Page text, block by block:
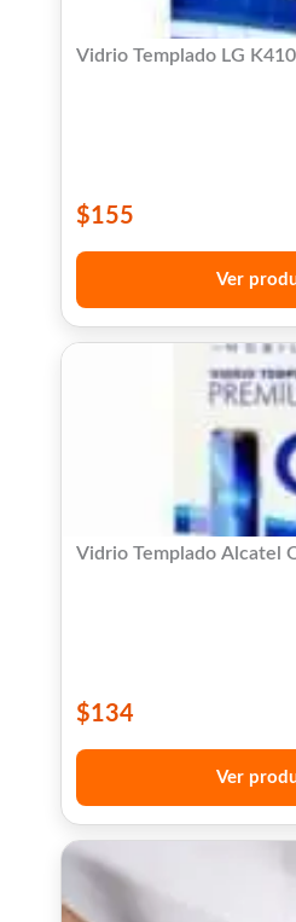
Vidrio Templado LG
$155
Ver
Vidrio Templado Alcatel
$134
Ver